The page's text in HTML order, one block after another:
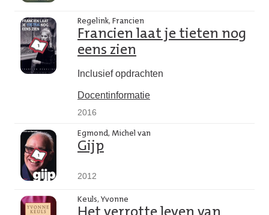
Regelink, Francien
Francien laat je tieten nog
eens zien
Inclusief opdrachten
Docentinformatie
2016
Egmond, Michel van
Gijp
2012
Keuls, Yvonne